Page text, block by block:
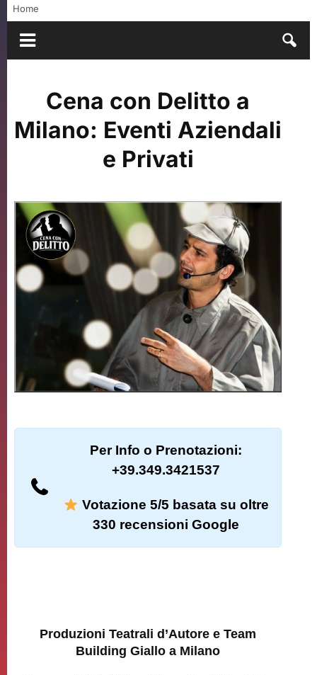
Home
Cena con Delitto a
Milano: Eventi Aziendali
e Privati
Per Info o Prenotazioni:
+39.349.3421537
Votazione 5/5 basata su oltre
330 recensioni Google
Produzioni Teatrali d’Autore e Team
Building Giallo a Milano